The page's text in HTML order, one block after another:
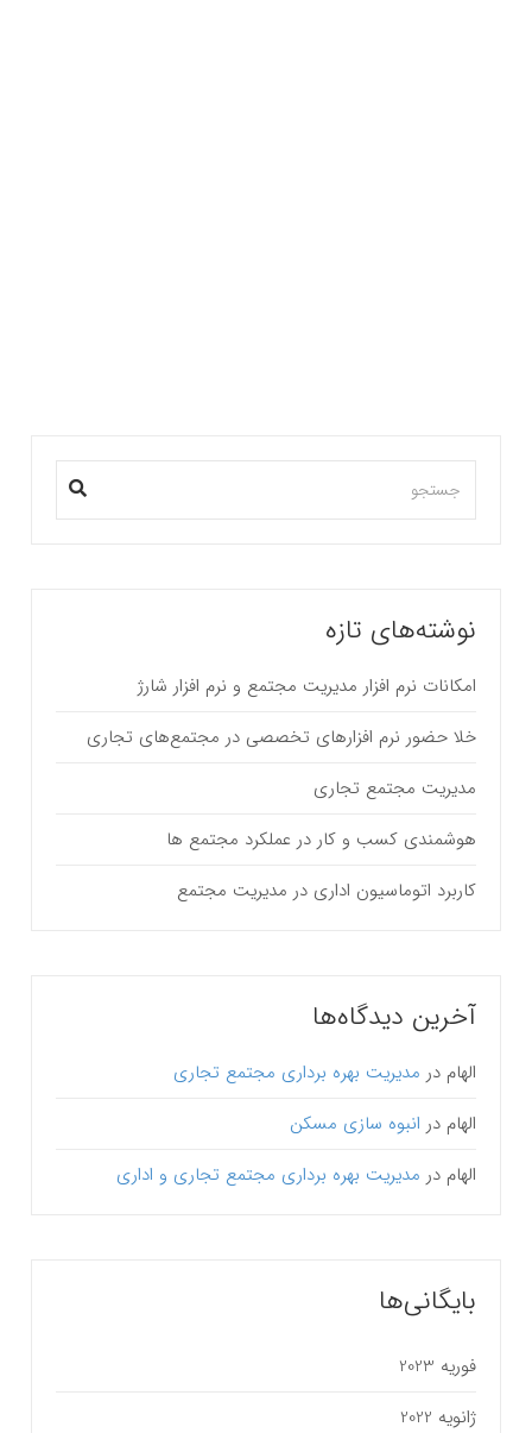
نوشته‌های تازه
امکانات نرم افزار مدیریت مجتمع و نرم افزار شارژ
خلا حضور نرم افزارهای تخصصی در مجتمع‌های تجاری
مدیریت مجتمع تجاری
هوشمندی کسب و کار در عملکرد مجتمع ها
کاربرد اتوماسیون اداری در مدیریت مجتمع
آخرین دیدگاه‌ها
الهام در مدیریت بهره برداری مجتمع تجاری
الهام در انبوه سازی مسکن
الهام در مدیریت بهره برداری مجتمع تجاری و اداری
بایگانی‌ها
فوریه 2023
ژانویه 2022